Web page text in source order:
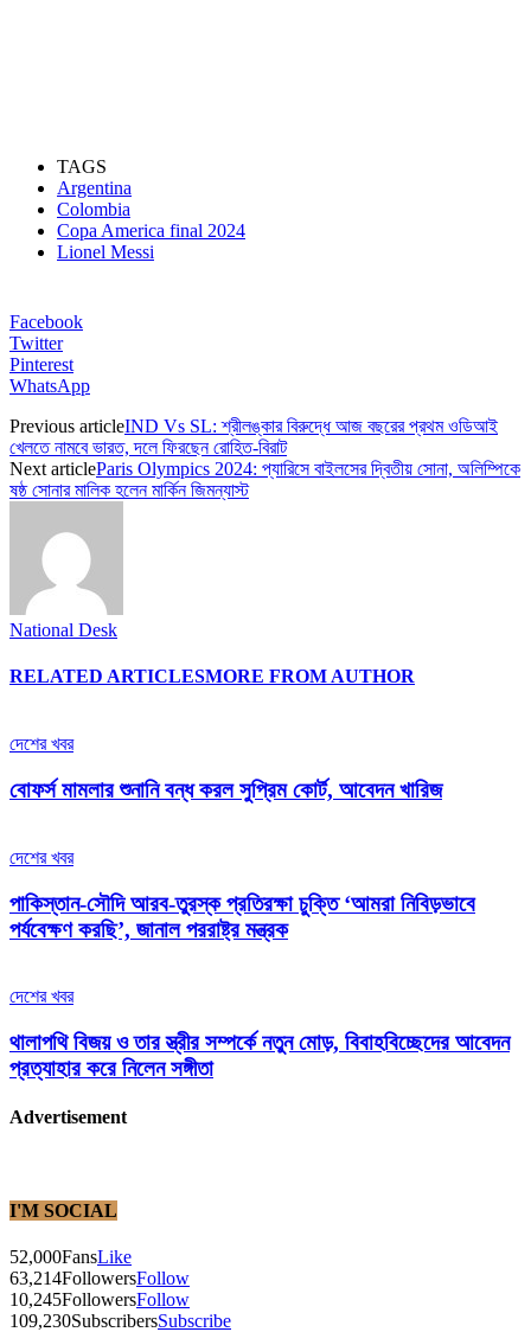
TAGS
Argentina
Colombia
Copa America final 2024
Lionel Messi
Facebook
Twitter
Pinterest
WhatsApp
Previous articleIND Vs SL: শ্রীলঙ্কার বিরুদ্ধে আজ বছরের প্রথম ওডিআই
খেলতে নামবে ভারত, দলে ফিরছেন রোহিত-বিরাট
Next articleParis Olympics 2024: প্যারিসে বাইলসের দ্বিতীয় সোনা, অলিম্পিকে
ষষ্ঠ সোনার মালিক হলেন মার্কিন জিমন্যাস্ট
National Desk
RELATED ARTICLESMORE FROM AUTHOR
দেশের খবর
বোফর্স মামলার শুনানি বন্ধ করল সুপ্রিম কোর্ট, আবেদন খারিজ
দেশের খবর
পাকিস্তান-সৌদি আরব-তুরস্ক প্রতিরক্ষা চুক্তি ‘আমরা নিবিড়ভাবে
পর্যবেক্ষণ করছি’, জানাল পররাষ্ট্র মন্ত্রক
দেশের খবর
থালাপথি বিজয় ও তার স্ত্রীর সম্পর্কে নতুন মোড়, বিবাহবিচ্ছেদের আবেদন
প্রত্যাহার করে নিলেন সঙ্গীতা
Advertisement
I'M SOCIAL
52,000FansLike
63,214FollowersFollow
10,245FollowersFollow
109,230SubscribersSubscribe